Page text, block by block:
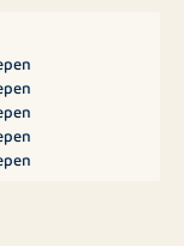
bedraagt €